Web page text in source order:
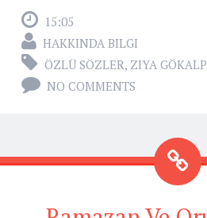
15:05
HAKKINDA BILGI
ÖZLÜ SÖZLER, ZIYA
NO COMMENTS